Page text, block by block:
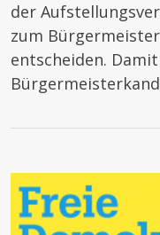
der
zum
entscheiden.